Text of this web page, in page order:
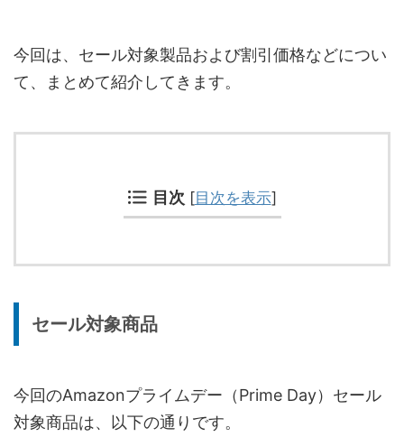
今回は、セール対象製品および割引価格などについ
て、まとめて紹介してきます。
目次 [目次を表示]
セール対象商品
今回のAmazonプライムデー（Prime Day）セール
対象商品は、以下の通りです。